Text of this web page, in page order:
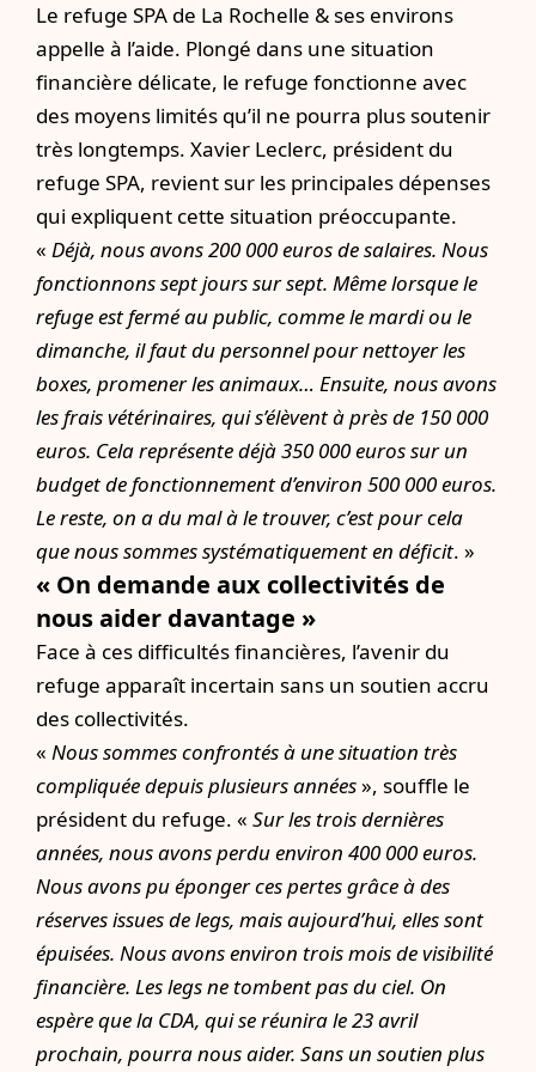
Le refuge SPA de La Rochelle & ses environs
appelle à l’aide. Plongé dans une situation
financière délicate, le refuge fonctionne avec
des moyens limités qu’il ne pourra plus soutenir
très longtemps. Xavier Leclerc, président du
refuge SPA, revient sur les principales dépenses
qui expliquent cette situation préoccupante.
« Déjà, nous avons 200 000 euros de salaires. Nous
fonctionnons sept jours sur sept. Même lorsque le
refuge est fermé au public, comme le mardi ou le
dimanche, il faut du personnel pour nettoyer les
boxes, promener les animaux… Ensuite, nous avons
les frais vétérinaires, qui s’élèvent à près de 150 000
euros. Cela représente déjà 350 000 euros sur un
budget de fonctionnement d’environ 500 000 euros.
Le reste, on a du mal à le trouver, c’est pour cela
que nous sommes systématiquement en déficit. »
« On demande aux collectivités de
nous aider davantage »
Face à ces difficultés financières, l’avenir du
refuge apparaît incertain sans un soutien accru
des collectivités.
« Nous sommes confrontés à une situation très
compliquée depuis plusieurs années», souffle le
président du refuge. « Sur les trois dernières
années, nous avons perdu environ 400 000 euros.
Nous avons pu éponger ces pertes grâce à des
réserves issues de legs, mais aujourd’hui, elles sont
épuisées. Nous avons environ trois mois de visibilité
financière. Les legs ne tombent pas du ciel. On
espère que la CDA, qui se réunira le 23 avril
prochain, pourra nous aider. Sans un soutien plus